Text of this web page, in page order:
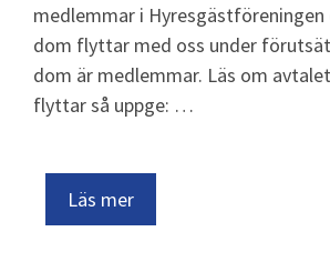
medlemmar i
dom flyttar med oss under
dom är medlemmar. Läs om
flyttar så uppge: …
Läs mer